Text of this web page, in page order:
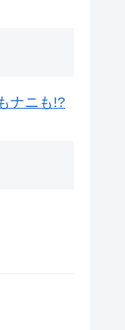
ナニも!?